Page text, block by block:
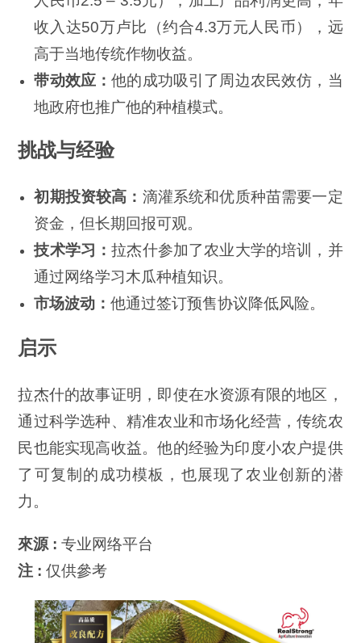
收入达50万卢比（约合4.3万元人民币），远
高于当地传统作物收益。
带动效应：他的成功吸引了周边农民效仿，当
地政府也推广他的种植模式。
挑战与经验
初期投资较高： 滴灌系统和优质种苗需要一定
资金，但长期回报可观。
技术学习：拉杰什参加了农业大学的培训，并
通过网络学习木瓜种植知识。
市场波动：他通过签订预售协议降低风险。
启示
拉杰什的故事证明，即使在水资源有限的地区，
通过科学选种、精准农业和市场化经营，传统农
民也能实现高收益。他的经验为印度小农户提供
了可复制的成功模板，也展现了农业创新的潜
力。
來源 : 专业网络平台
注 : 仅供參考